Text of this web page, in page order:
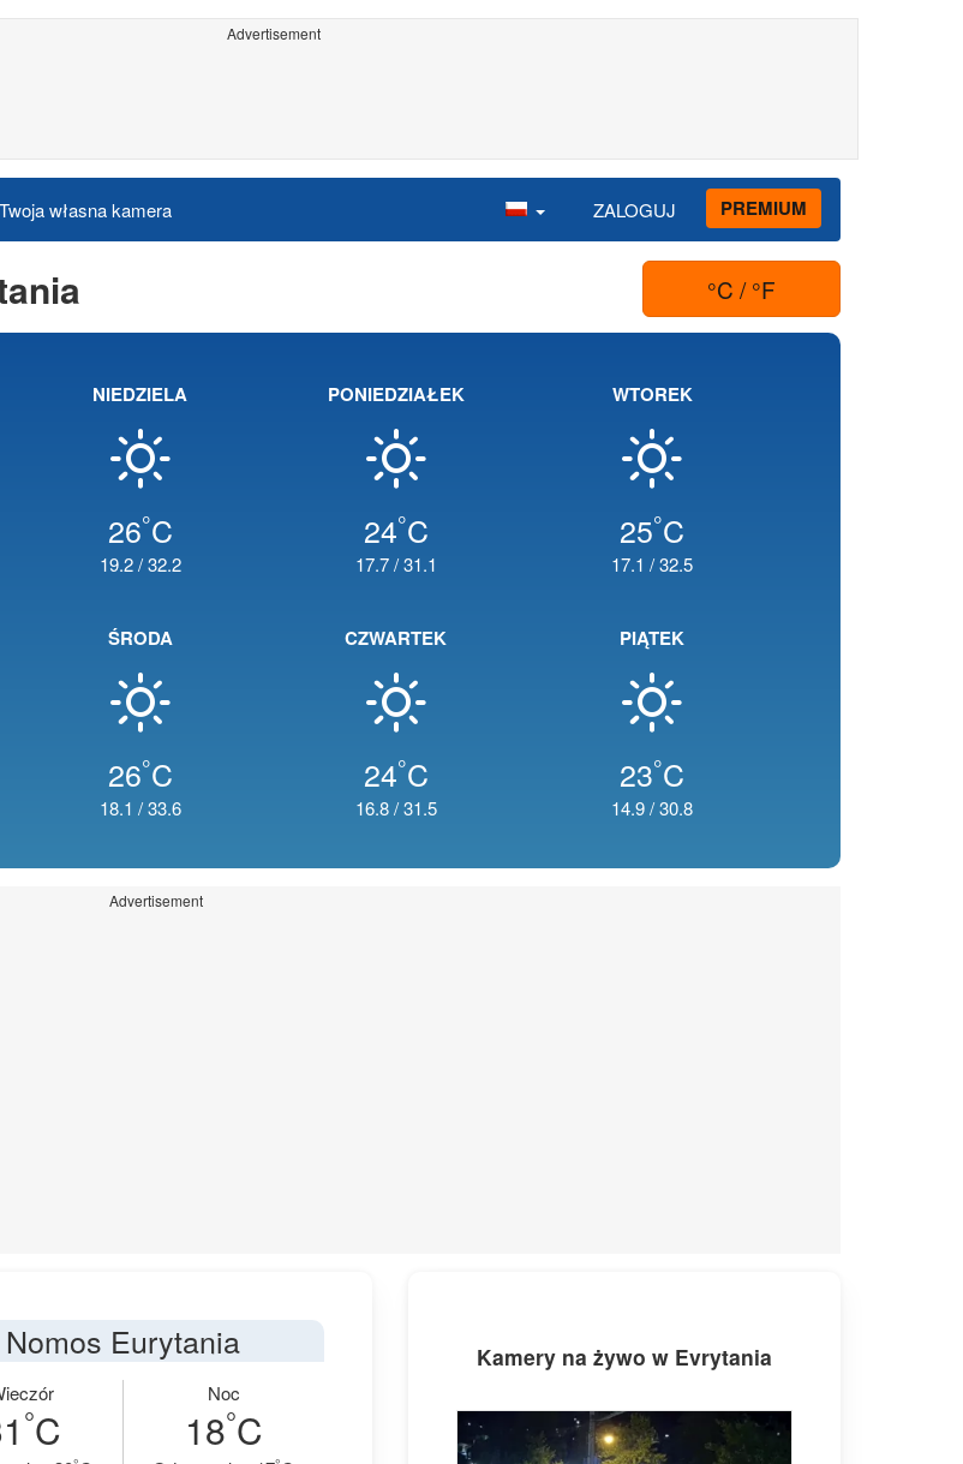
Advertisement
Twoja własna kamera ZALOGUJ PREMIUM
°C / °F
NIEDZIELA
26°C
19.2/32.2
PONIEDZIAŁEK
24°C
17.7/31.1
WTOREK
25°C
17.1 /32.5
ŚRODA
26°C
18.1 /33.6
CZWARTEK
24°C
16.8/31.5
PIĄTEK
23°C
14.9/30.8
Advertisement
Eurytania
°C
Noc
18°C
Kamery na żywo w Evrytania